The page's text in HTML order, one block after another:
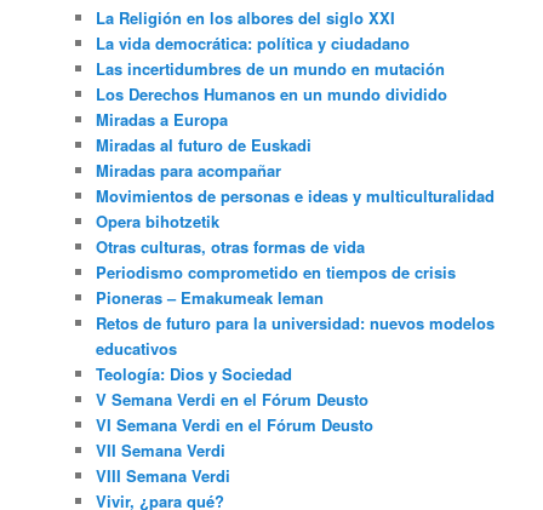
La Religión en los albores del siglo XXI
La vida democrática: política y ciudadano
Las incertidumbres de un mundo en mutación
Los Derechos Humanos en un mundo dividido
Miradas a Europa
Miradas al futuro de Euskadi
Miradas para acompañar
Movimientos de personas e ideas y multiculturalidad
Opera bihotzetik
Otras culturas, otras formas de vida
Periodismo comprometido en tiempos de crisis
Pioneras – Emakumeak leman
Retos de futuro para la universidad: nuevos modelos
educativos
Teología: Dios y Sociedad
V Semana Verdi en el Fórum Deusto
VI Semana Verdi en el Fórum Deusto
VII Semana Verdi
VIII Semana Verdi
Vivir, ¿para qué?